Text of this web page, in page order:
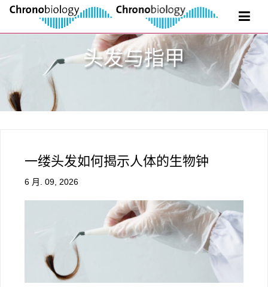
头发与指甲
一缕头发如何揭示人体的生物钟
6 月. 09, 2026